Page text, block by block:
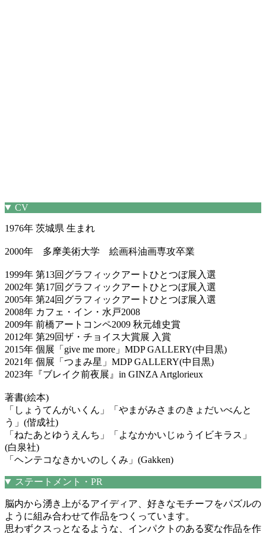
CV
1976年 茨城県 生まれ
2000年 多摩美術大学 絵画科油画専攻卒業
1999年 第13回グラフィックアートひとつぼ展入選
2002年 第17回グラフィックアートひとつぼ展入選
2005年 第24回グラフィックアートひとつぼ展入選
2008年 カフェ・イン・水戸2008
2009年 前橋アートコンペ2009 秋元雄史賞
2012年 第29回ザ・チョイス大賞展 入賞
2015年 個展「give me more」MDP GALLERY(中目黒)
2021年 個展「つまみ星」MDP GALLERY(中目黒)
2023年『ブレイク前夜展』in GINZA Artglorieux
著書(絵本)
「しょうてんがいくん」「やまがみさまのきょだいべんと
う」(偕成社)
「ねたあとゆうえんち」「よなかかいじゅうイビキラス」
(白泉社)
「ヘンテコなきかいのしくみ」(Gakken)
ステートメント・PR
脳内から湧き上がるアイディア、好きなモチーフをパズルの
ように組み合わせて作品をつくっています。
思わずクスっとなるような、インパクトのある変な作品を作